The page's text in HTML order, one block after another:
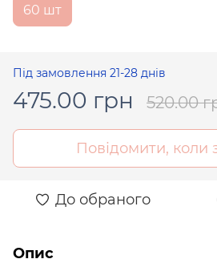
60 шт
Під замовлення 21-28 днів
475.00 грн 520.00
Повідомити, коли
До обраного
Опис